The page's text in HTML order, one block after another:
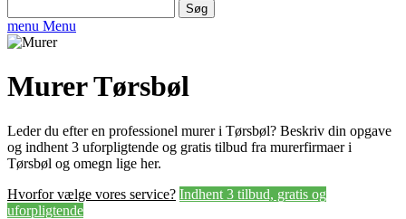
efter:
menu Menu
Murer Tørsbøl
Leder du efter en professionel murer i Tørsbøl? Beskriv din opgave
og indhent 3 uforpligtende og gratis tilbud fra murerfirmaer i
Tørsbøl og omegn lige her.
Hvorfor vælge vores service? Indhent 3 tilbud, gratis og
uforpligtende